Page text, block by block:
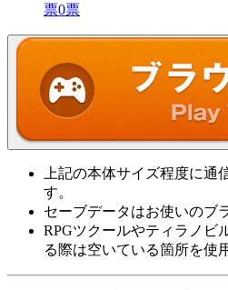
票0票
上記の本体サイズ程度に
す。
セーブデータはお使いのブ
RPGツクールやティラノビ
る際は空いている箇所を使